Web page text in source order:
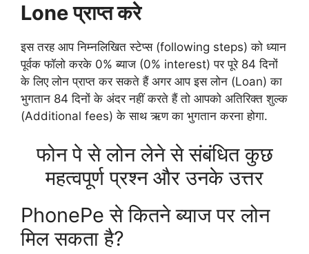
Lone प्राप्त करे
इस तरह आप निम्नलिखित स्टेप्स (following steps) को ध्यान
पूर्वक फॉलो करके 0% ब्याज (0% interest) पर पूरे 84 दिनों
के लिए लोन प्राप्त कर सकते हैं अगर आप इस लोन (Loan) का
भुगतान 84 दिनों के अंदर नहीं करते हैं तो आपको अतिरिक्त शुल्क
(Additional fees) के साथ ऋण का भुगतान करना होगा.
फोन पे से लोन लेने से संबंधित कुछ
महत्वपूर्ण प्रश्न और उनके उत्तर
PhonePe से कितने ब्याज पर लोन
मिल सकता है?